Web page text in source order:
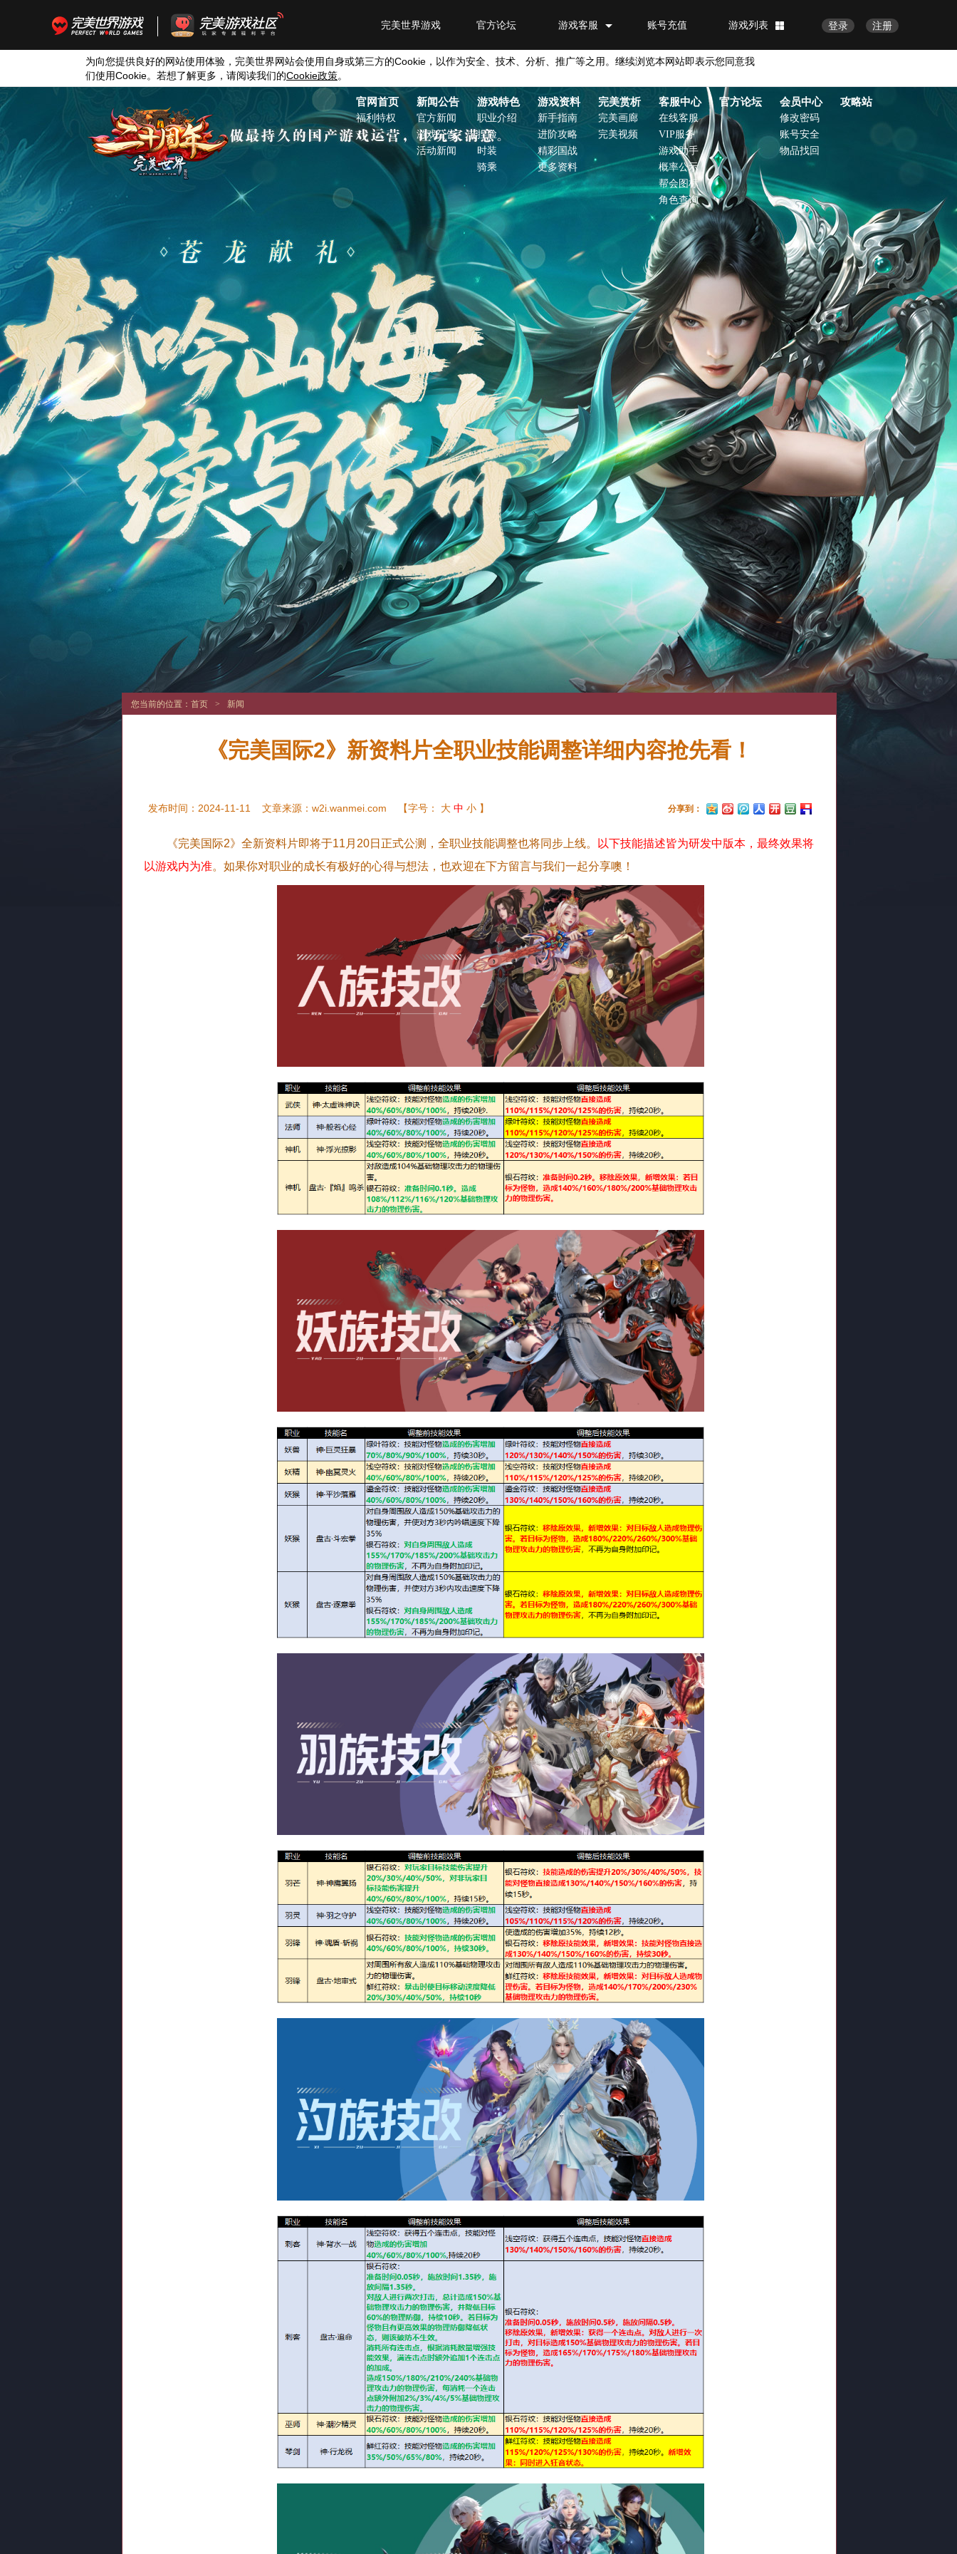
注册
登录
游戏列表
账号充值
游戏客服
官方论坛
完美世界游戏
为向您提供良好的网站使用体验，完美世界网站会使用自身或第三方的Cookie ，以作为安全、技术、分析、推广等之用。继续浏览本网站即表示您同意我
们使用Cookie。若想了解更多，请阅读我们的Cookie政策。
官网首页
福利特权
新闻公告
官方新闻
游戏公告
活动新闻
游戏特色
职业介绍
捏脸
时装
骑乘
游戏资料
新手指南
进阶攻略
精彩国战
更多资料
完美赏析
完美画廊
完美视频
客服中心
在线客服
VIP服务
游戏助手
概率公示
帮会图标
角色查询
官方论坛 会员中心
修改密码
账号安全
物品找回
攻略站
您当前的位置： 首页 > 新闻
《完美国际2》新资料片全职业技能调整详细内容抢先看！
分享到：
发布时间：2024-11-11 文章来源： w2i.wanmei.com 【字号： 大 中 小 】
《完美国际2》全新资料片即将于11月20日正式公测，全职业技能调整也将同步上线。
以下技能描述皆为研发中版本，最终效果将
以游戏内为准。如果你对职业的成长有极好的心得与想法，也欢迎在下方留言与我们一起分享噢！